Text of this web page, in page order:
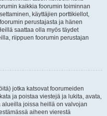
kaikkia foorumin toiminnan
käyttäjien porttikiellot,
perustajasta ja hänen
saattaa olla myös täydet
riippuen foorumin perustajan
jotka katsovat foorumeiden
ja poistaa viestejä ja lukita, avata,
joissa heillä on valvojan
aiheen vierestä